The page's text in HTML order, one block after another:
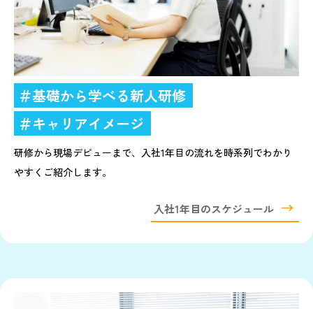
＃基礎から学べる新人研修
＃キャリアイメージ
研修から現場デビューまで、入社1年目の流れを時系列でわかり
やすくご紹介します。
入社1年目のスケジュール